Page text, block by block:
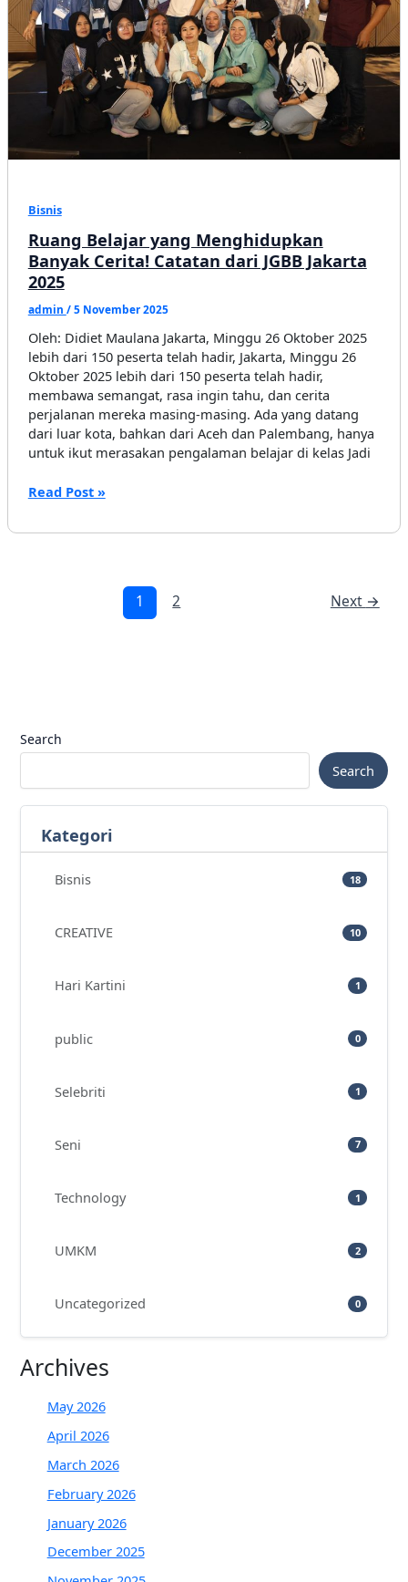
Pelaku
UMKM
dan
Kreator
Muda
Bisnis
Ruang Belajar yang Menghidupkan
Banyak Cerita! Catatan dari JGBB Jakarta
2025
admin /5 November 2025
Oleh: Didiet Maulana Jakarta, Minggu 26 Oktober 2025
lebih dari 150 peserta telah hadir, Jakarta, Minggu 26
Oktober 2025 lebih dari 150 peserta telah hadir,
membawa semangat, rasa ingin tahu, dan cerita
perjalanan mereka masing-masing. Ada yang datang
dari luar kota, bahkan dari Aceh dan Palembang, hanya
untuk ikut merasakan pengalaman belajar di kelas Jadi
Ruang
yang
Read Post »
1 2 Next →
Search
Search
Kategori
Bisnis 18
CREATIVE 10
Hari Kartini 1
public 0
Selebriti 1
Seni 7
Technology 1
UMKM 2
Uncategorized 0
Archives
May 2026
April 2026
March 2026
February 2026
January 2026
December 2025